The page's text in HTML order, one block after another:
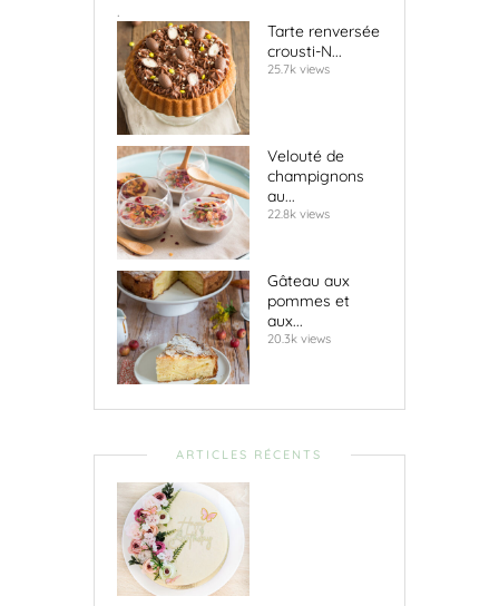
.
Tarte renversée
crousti-N...
25.7k views
Velouté de
champignons
au...
22.8k views
Gâteau aux
pommes et
aux...
20.3k views
ARTICLES RÉCENTS